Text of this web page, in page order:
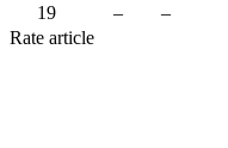
19
–
–
Rate article